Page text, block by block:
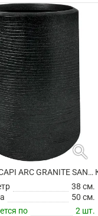
search
КАШПО CAPI ARC GRANITE SANDBAG HIGH BLACK
38 см.
50 см.
по
2 шт.